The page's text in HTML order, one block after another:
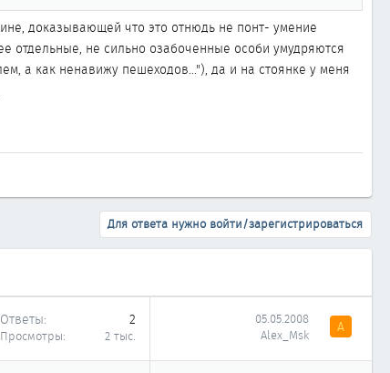
доказывающей что это отнюдь не понт- умение
отдельные, не сильно озабоченные особи умудряются
а как ненавижу пешеходов..."), да и на стоянке у меня
Для ответа нужно войти/зарегистрироваться
Ответы 2
Просмотры 2 тыс.
05.05.2008
Alex_Msk
A